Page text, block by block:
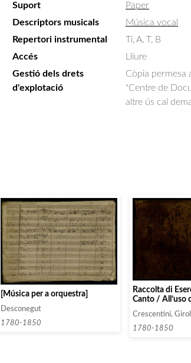
Suport
Paper
Descriptors musicals
Música vocal
Repertori instrumental
Ti, A, T, B
Accés
Lliure
Gestió dels drets
d'explotació
Còpia permesa
"Centre de
altre ús cal
[Música per a orquestra]
Desconegut
1780-1850
Raccolta di
Canto / All’uso
con discorso
Del Signor /
Crecentini
Crescentini,
1780-1850